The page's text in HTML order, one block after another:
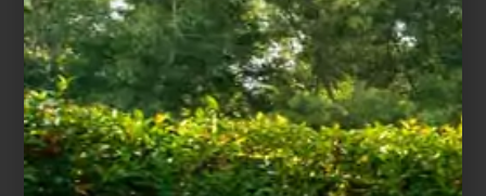
d’un
chariot
élévateur.
fonction
de l’état du
sol.
en chariot
élévateur.